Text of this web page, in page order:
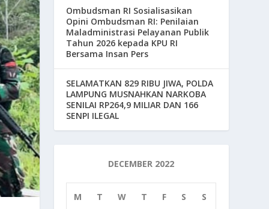
Ombudsman RI Sosialisasikan
Opini Ombudsman RI: Penilaian
Maladministrasi Pelayanan Publik
Tahun 2026 kepada KPU RI
Bersama Insan Pers
SELAMATKAN 829 RIBU JIWA, POLDA
LAMPUNG MUSNAHKAN NARKOBA
SENILAI RP264,9 MILIAR DAN 166
SENPI ILEGAL
DECEMBER 2022
M T W T F S S